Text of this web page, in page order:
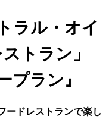
ラル・オイ
トラン」
プラン』
ードレストランで楽し